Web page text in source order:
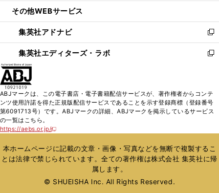
開
く
ウ
で
開
く
ウ
ン
ド
ウ
で
し
ウ
ィ
ン
ド
く
その他WEBサービス
集英社アドナビ
新
し
い
ド
ウ
で
集英社エディターズ・ラボ
新
ィ
ン
ド
開
く
ABJマークは、この電子書店・電子書籍配信サービスが、著作権者からコンテ
ンツ使用許諾を得た正規版配信サービスであることを示す登録商標（登録番号
第6091713号）です。ABJマークの詳細、ABJマークを掲示しているサービス
の一覧はこちら。
https://aebs.or.jp/
新
い
ウ
ィ
ウ
本ホームページに記載の文章・画像・写真などを無断で複製するこ
とは法律で禁じられています。全ての著作権は株式会社 集英社に帰
属します。
© SHUEISHA Inc. All Rights Reserved.